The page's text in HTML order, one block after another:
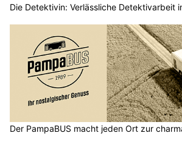
Die Detektivin: Verlässliche Detektivarbeit
Der PampaBUS macht jeden Ort zur